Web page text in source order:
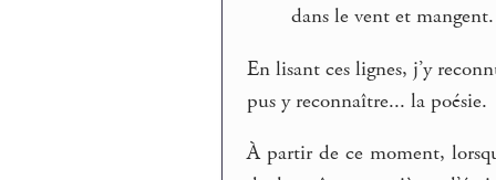
dans le vent et mangent.
En lisant ces lignes, j’y
pus y reconnaître... la poésie.
À partir de ce moment,